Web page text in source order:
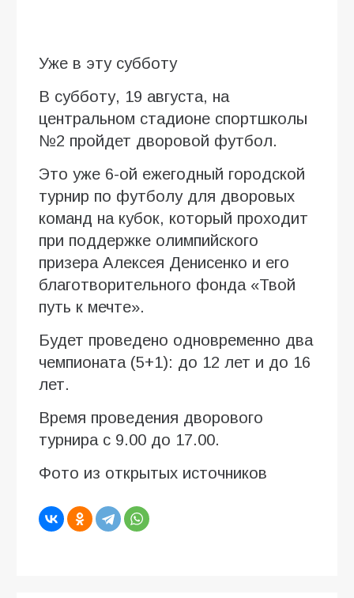
Уже в эту субботу
В субботу, 19 августа, на
центральном стадионе спортшколы
№2 пройдет дворовой футбол.
Это уже 6-ой ежегодный городской
турнир по футболу для дворовых
команд на кубок, который проходит
при поддержке олимпийского
призера Алексея Денисенко и его
благотворительного фонда «Твой
путь к мечте».
Будет проведено одновременно два
чемпионата (5+1): до 12 лет и до 16
лет.
Время проведения дворового
турнира с 9.00 до 17.00.
Фото из открытых источников